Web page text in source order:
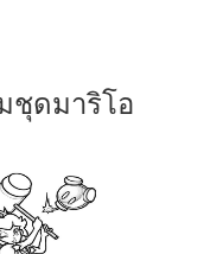
ชุดมาริโอ